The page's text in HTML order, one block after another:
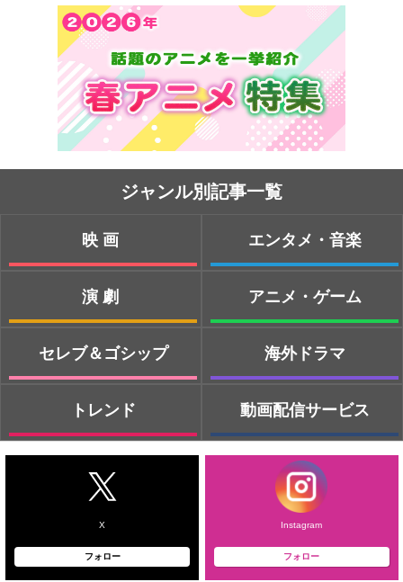
ジャンル別記事一覧
映画
演劇
セレブ＆ゴシップ
トレンド
エンタメ・音楽
アニメ・ゲーム
海外ドラマ
動画配信サービス
X
フォロー
Instagram
フォロー